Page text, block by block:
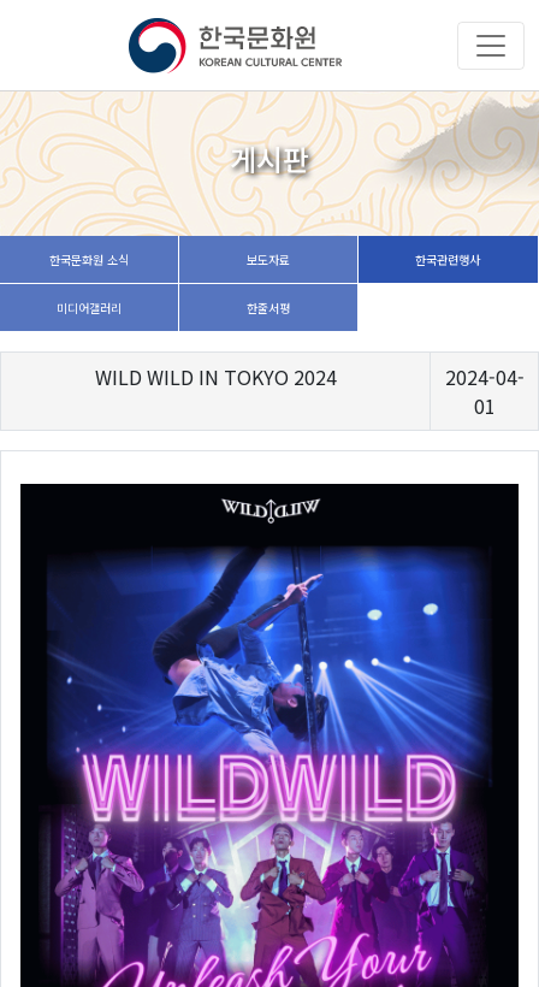
게시판
한국문화원 소식 보도자료 한국관련행사
미디어갤러리 한줄서평
WILD WILD IN TOKYO 2024
2024-04-
01